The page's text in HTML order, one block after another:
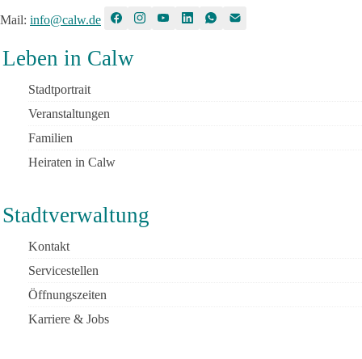
Mail: info@calw.de
Leben in Calw
Stadtportrait
Veranstaltungen
Familien
Heiraten in Calw
Stadtverwaltung
Kontakt
Servicestellen
Öffnungszeiten
Karriere & Jobs